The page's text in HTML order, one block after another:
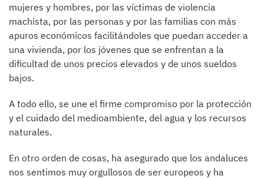
mujeres y hombres, por las víctimas de violencia
machista, por las personas y por las familias con más
apuros económicos facilitándoles que puedan acceder a
una vivienda, por los jóvenes que se enfrentan a la
dificultad de unos precios elevados y de unos sueldos
bajos.
A todo ello, se une el firme compromiso por la protección
y el cuidado del medioambiente, del agua y los recursos
naturales.
En otro orden de cosas, ha asegurado que los andaluces
nos sentimos muy orgullosos de ser europeos y ha